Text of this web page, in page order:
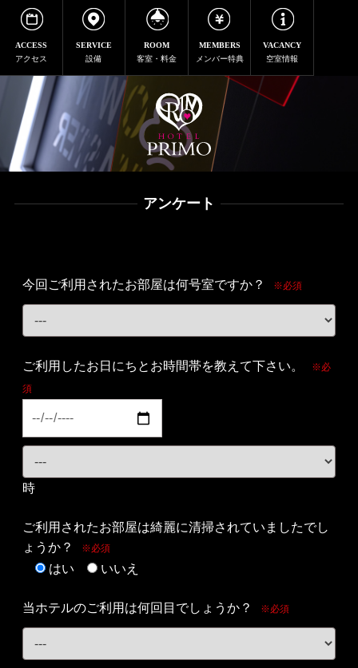
ACCESS
アクセス
SERVICE
設備
ROOM
客室・料金
MEMBERS
メンバー特典
VACANCY
空室情報
アンケート
今回ご利用されたお部屋は何号室ですか？ ※必須
ご利用したお日にちとお時間帯を教えて下さい。
※必
須
時
ご利用されたお部屋は綺麗に清掃されていましたでし
ょうか？
※必須
はい いいえ
当ホテルのご利用は何回目でしょうか？ ※必須